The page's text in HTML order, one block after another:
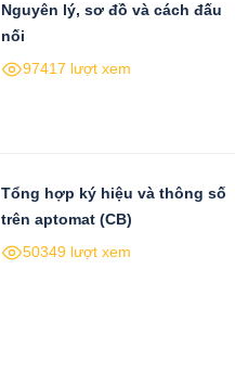
Nguyên lý, sơ đồ và cách đấu
nối
97417 lượt xem
Tổng hợp ký hiệu và thông số
trên aptomat (CB)
50349 lượt xem